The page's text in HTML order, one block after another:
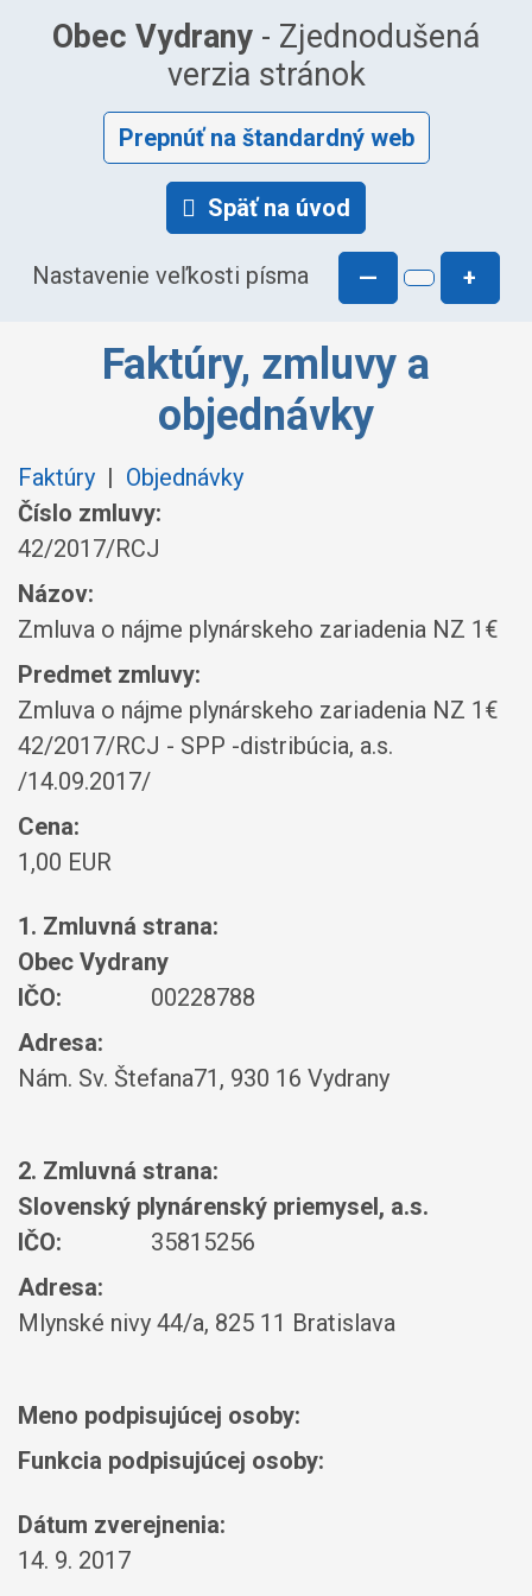
Obec Vydrany - Zjednodušená
verzia stránok
Prepnúť na štandardný web
Späť na úvod
Nastavenie veľkosti písma — +
Faktúry, zmluvy a
objednávky
Faktúry | Objednávky
Číslo zmluvy:
42/2017/RCJ
Názov:
Zmluva o nájme plynárskeho zariadenia NZ 1€
Predmet zmluvy:
Zmluva o nájme plynárskeho zariadenia NZ 1€
42/2017/RCJ - SPP -distribúcia, a.s.
/14.09.2017/
Cena:
1,00 EUR
1. Zmluvná strana:
Obec Vydrany
IČO:
00228788
Adresa:
Nám. Sv. Štefana71, 930 16 Vydrany
2. Zmluvná strana:
Slovenský plynárenský priemysel, a.s.
IČO:
35815256
Adresa:
Mlynské nivy 44/a, 825 11 Bratislava
Meno podpisujúcej osoby:
Funkcia podpisujúcej osoby:
Dátum zverejnenia:
14. 9. 2017